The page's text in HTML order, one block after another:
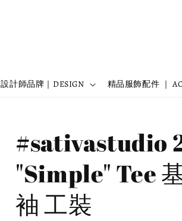
設計師品牌｜DESIGN 精品服飾配件 ｜
#sativastudio
"Simple" Tee
袖 工裝